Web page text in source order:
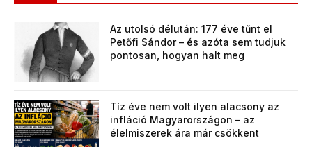
Az utolsó délután: 177 éve tűnt el
Petőfi Sándor – és azóta sem tudjuk
pontosan, hogyan halt meg
Tíz éve nem volt ilyen alacsony az
infláció Magyarországon – az
élelmiszerek ára már csökkent